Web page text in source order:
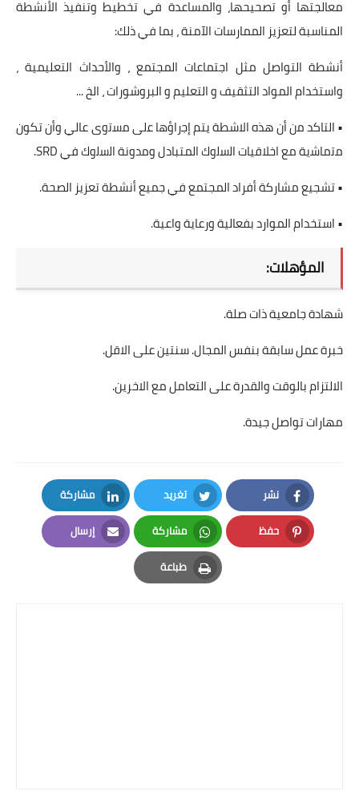
معالجتها أو تصحيحها، والمساعدة في تخطيط وتنفيذ الأنشطة
المناسبة لتعزيز الممارسات الآمنة ، بما في ذلك:
أنشطة التواصل مثل اجتماعات المجتمع ، والأحداث التعليمية ،
واستخدام المواد التثقيف و التعليم و البروشورات ، الخ ...
• التاكد ﻣن أن ھذه الاشطة يتم إﺟراؤھﺎ ﻋﻟﯽ ﻣﺳﺗوى ﻋﺎﻟﻲ وأن تكون
ﻣﺗﻣﺎﺷﯾﺔ ﻣﻊ اخلاقيات اﻟﺳﻟوك المتبادل وﻣدوﻧﺔ اﻟﺳﻟوك في SRD.
• تشجيع مشاركة أفراد المجتمع في جميع أنشطة تعزيز الصحة.
• استخدام الموارد بفعالية ورعاية واعية.
المؤهلات:
شهادة جامعية ذات صلة.
خبرة عمل سابقة بنفس المجال. سنتين على الاقل.
الالتزام بالوقت والقدرة على التعامل مع الاخرين.
مهارات تواصل جيدة.
نشر
Facebook
تغريد
Twitter
مشاركة
LinkedIn
حفظ
Pinterest
مشاركة
Whatsapp
إرسال
Email
طباعة
Print